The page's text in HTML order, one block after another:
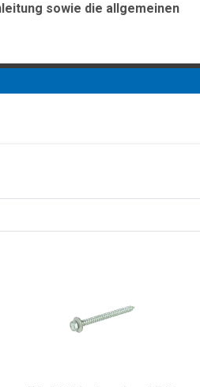
sowie die allgemeinen